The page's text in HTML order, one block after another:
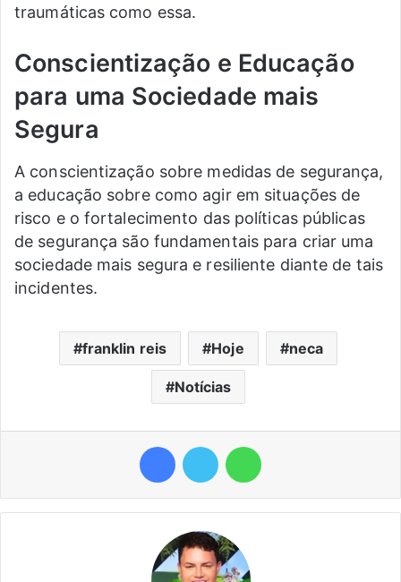
traumáticas como essa.
Conscientização e Educação
para uma Sociedade mais
Segura
A conscientização sobre medidas de segurança,
a educação sobre como agir em situações de
risco e o fortalecimento das políticas públicas
de segurança são fundamentais para criar uma
sociedade mais segura e resiliente diante de tais
incidentes.
franklin reis Hoje neca
Notícias
FacebookTwitter